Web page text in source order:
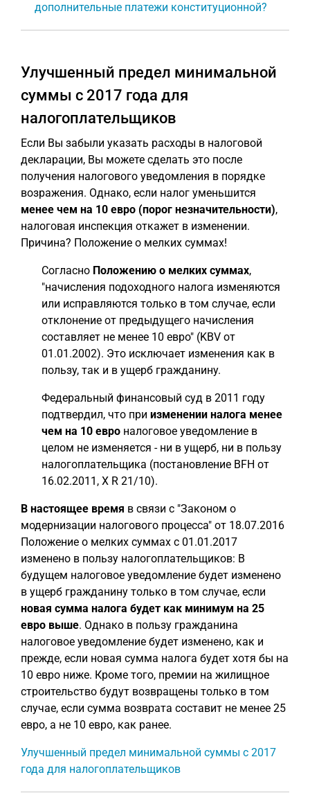
дополнительные платежи конституционной?
Улучшенный предел минимальной
суммы с 2017 года для
налогоплательщиков
Если Вы забыли указать расходы в налоговой
декларации, Вы можете сделать это после
получения налогового уведомления в порядке
возражения. Однако, если налог уменьшится
менее чем на 10 евро (порог незначительности),
налоговая инспекция откажет в изменении.
Причина? Положение о мелких суммах!
Согласно Положению о мелких суммах,
"начисления подоходного налога изменяются
или исправляются только в том случае, если
отклонение от предыдущего начисления
составляет не менее 10 евро" (KBV от
01.01.2002). Это исключает изменения как в
пользу, так и в ущерб гражданину.
Федеральный финансовый суд в 2011 году
подтвердил, что при изменении налога менее
чем на 10 евро налоговое уведомление в
целом не изменяется - ни в ущерб, ни в пользу
налогоплательщика (постановление BFH от
16.02.2011, X R 21/10).
В настоящее время в связи с "Законом о
модернизации налогового процесса" от 18.07.2016
Положение о мелких суммах с 01.01.2017
изменено в пользу налогоплательщиков: В
будущем налоговое уведомление будет изменено
в ущерб гражданину только в том случае, если
новая сумма налога будет как минимум на 25
евро выше. Однако в пользу гражданина
налоговое уведомление будет изменено, как и
прежде, если новая сумма налога будет хотя бы на
10 евро ниже. Кроме того, премии на жилищное
строительство будут возвращены только в том
случае, если сумма возврата составит не менее 25
евро, а не 10 евро, как ранее.
Улучшенный предел минимальной суммы с 2017
года для налогоплательщиков